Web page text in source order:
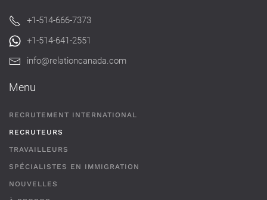
+1-514-666-7373
+1-514-641-2551
info@relationcanada.com
Menu
RECRUTEMENT INTERNATIONAL
RECRUTEURS
TRAVAILLEURS
SPÉCIALISTES EN IMMIGRATION
NOUVELLES